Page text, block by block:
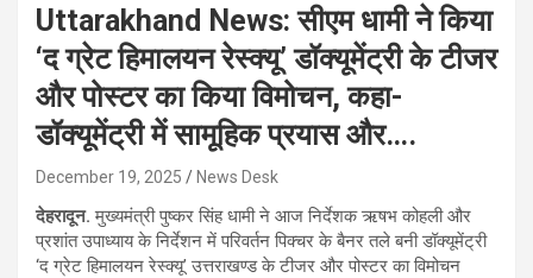
Uttarakhand News: सीएम धामी ने किया
‘द ग्रेट हिमालयन रेस्क्यू’ डॉक्यूमेंट्री के टीजर
और पोस्टर का किया विमोचन, कहा-
डॉक्यूमेंट्री में सामूहिक प्रयास और….
December 19, 2025 News Desk
देहरादून. मुख्यमंत्री पुष्कर सिंह धामी ने आज निर्देशक ऋषभ कोहली और
प्रशांत उपाध्याय के निर्देशन में परिवर्तन पिक्चर के बैनर तले बनी डॉक्यूमेंट्री
‘द ग्रेट हिमालयन रेस्क्यू’ उत्तराखण्ड के टीजर और पोस्टर का विमोचन